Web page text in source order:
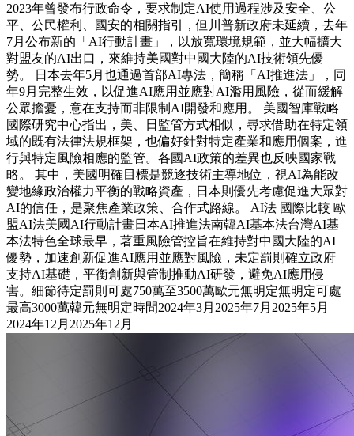
2023年曾發布行政命令，要求制定AI使用過程涉及安全、公
平、公民權利、國安的相關指引，但川普新政府未延續，去年
7月公布新的「AI行動計畫」，以放寬環境規範，並大幅擴大
對盟友的AI出口，來維持美國對中國大陸的AI技術領先優
勢。 日本去年5月也通過首部AI專法，簡稱「AI推進法」，同
年9月完整生效，以促進AI應用並應對AI濫用風險，從而緩解
公眾擔憂，意在支持而非限制AI開發和應用。 美國智庫戰略
國際研究中心指出，美、日監管方式相似，尋求借助在特定領
域的既有法律法規框架，也偏好針對特定產業和應用個案，進
行與特定風險相應的監管。各國AI政策的差異也反映國家戰
略。 其中，美國明確目標是競逐技術主導地位，視AI為能改
變地緣政治權力平衡的戰略資產，日本則優先考慮促進大眾對
AI的信任，是聚焦產業政策、合作式路線。 AI法 國際比較 歐
盟AI法美國AI行動計畫日本AI推進法南韓AI基本法台灣AI基
本法特色全球最早，著重風險管控旨在維持對中國大陸的AI
優勢，加速創新促進AI應用並應對風險，未定罰則確立政府
支持AI基礎，平衡創新與管制推動AI研發，避免AI應用侵
害。細節待定罰則可處750萬至3500萬歐元無明定無明定可處
最高3000萬韓元無明定時間2024年3月2025年7月2025年5月
2024年12月2025年12月